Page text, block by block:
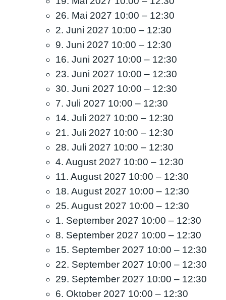
26. Mai 2027 10:00 – 12:30
2. Juni 2027 10:00 – 12:30
9. Juni 2027 10:00 – 12:30
16. Juni 2027 10:00 – 12:30
23. Juni 2027 10:00 – 12:30
30. Juni 2027 10:00 – 12:30
7. Juli 2027 10:00 – 12:30
14. Juli 2027 10:00 – 12:30
21. Juli 2027 10:00 – 12:30
28. Juli 2027 10:00 – 12:30
4. August 2027 10:00 – 12:30
11. August 2027 10:00 – 12:30
18. August 2027 10:00 – 12:30
25. August 2027 10:00 – 12:30
1. September 2027 10:00 – 12:30
8. September 2027 10:00 – 12:30
15. September 2027 10:00 – 12:30
22. September 2027 10:00 – 12:30
29. September 2027 10:00 – 12:30
6. Oktober 2027 10:00 – 12:30